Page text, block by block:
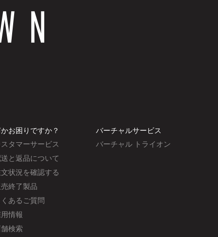
お困りですか？
スタマーサービス
と返品について
状況を確認する
終了製品
くあるご質問
情報
舗検索
バーチャルサービス
バーチャル トライオン